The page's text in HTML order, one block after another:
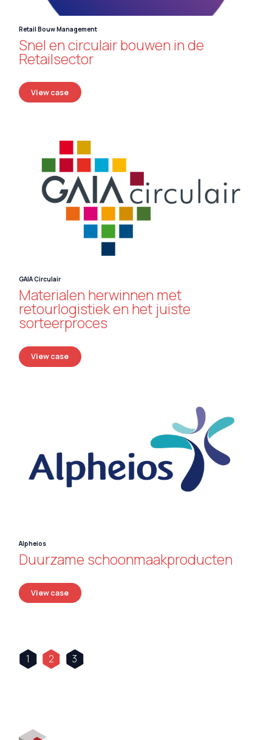
Retail Bouw Management
Snel en circulair bouwen in de
Retailsector
View case
GAIA Circulair
Materialen herwinnen met
retourlogistiek en het juiste
sorteerproces
View case
Alpheios
Duurzame schoonmaakproducten
View case
1 2 3